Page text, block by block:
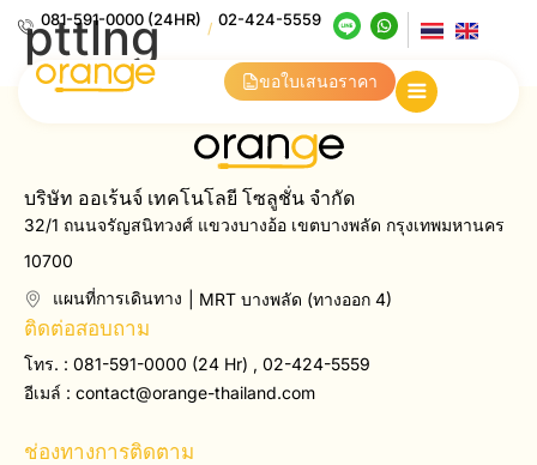
081-591-0000 (24HR) / 02-424-5559
ขอใบเสนอราคา
pttlng
บริษัท ออเร้นจ์ เทคโนโลยี โซลูชั่น จำกัด
32/1 ถนนจรัญสนิทวงศ์ แขวงบางอ้อ เขตบางพลัด กรุงเทพมหานคร
10700
แผนที่การเดินทาง
| MRT บางพลัด (ทางออก 4)
ติดต่อสอบถาม
โทร. : 081-591-0000 (24 Hr) , 02-424-5559
อีเมล์ : contact@orange-thailand.com
ช่องทางการติดตาม